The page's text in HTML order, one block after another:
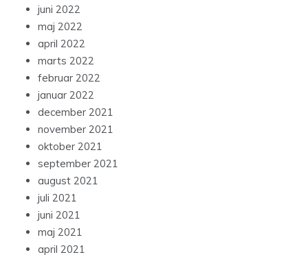
juni 2022
maj 2022
april 2022
marts 2022
februar 2022
januar 2022
december 2021
november 2021
oktober 2021
september 2021
august 2021
juli 2021
juni 2021
maj 2021
april 2021